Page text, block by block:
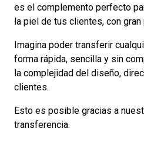
es el complemento perfecto
la piel de tus clientes, con
Imagina poder transferir
forma rápida, sencilla y sin
la complejidad del diseño,
clientes.
Esto es posible gracias a
transferencia.